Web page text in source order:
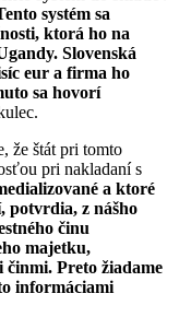
systém sa
ktorá ho na
Slovenská
eur a firma ho
sa hovorí
že štát pri tomto
pri nakladaní s
a ktoré
potvrdia, z nášho
činu
majetku,
činmi. Preto žiadame
informáciami